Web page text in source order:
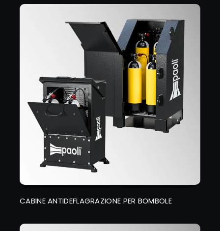
CABINE ANTIDEFLAGRAZIONE PER BOMBOLE